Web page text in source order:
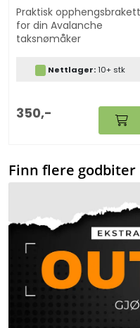
Praktisk opphengsbrakett
for din Avalanche
taksnømåker
Nettlager:10+ stk
350,-
Finn flere